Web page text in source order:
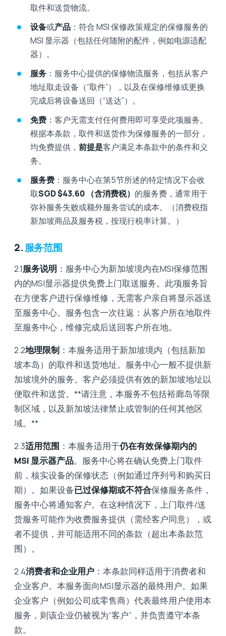
取件和送货物流。
设备或产品 ：符合 MSI 保修政策规定的保修服务的
MSI 显示器（包括任何随附的配件，例如电源适配
器）。
服务 ：服务中心提供的保修物流服务，包括从客户
地址取走设备（“取件”），以及在保修维修或更换
完成后将设备送回（“送达”）。
免费 ：客户无需支付任何费用即可享受此项服务。
根据本条款，取件和送货作为保修服务的一部分，
均免费提供， 前提是客户满足本条款中的条件和义
务。
服务费 ：服务中心在第5节所述的特定情况下会收
取SGD $43.60 （含消费税） 的服务费，通常用于
弥补服务失败或额外服务尝试的成本。（消费税指
新加坡商品及服务税，按现行税率计算。）
2.服务范围
2.1服务说明 ：服务中心为新加坡境内在MSI保修范围
内的MSI显示器提供免费上门取送服务。此项服务旨
在方便客户进行保修维修，无需客户亲自将显示器送
至服务中心。服务包含一次往返：从客户所在地取件
至服务中心，维修完成后送回客户所在地。
2.2地理限制 ：本服务适用于新加坡境内（包括新加
坡本岛）的取件和送货地址。服务中心一般不提供新
加坡境外的服务。客户必须提供有效的新加坡地址以
便取件和送货。**请注意，本服务不包括裕廊岛等限
制区域，以及新加坡法律禁止或管制的任何其他区
域。**
2.3适用范围 ：本服务适用于仍在有效保修期内的
MSI 显示器产品。服务中心将在确认免费上门取件
前，核实设备的保修状态（例如通过序列号和购买日
期）。如果设备已过保修期或不符合保修服务条件，
服务中心将通知客户。在这种情况下，上门取件/送
货服务可能作为收费服务提供（需经客户同意），或
者不提供，并可能适用不同的条款（超出本条款范
围）。
2.4消费者和企业用户 ：本条款同样适用于消费者和
企业客户。本服务面向MSI显示器的最终用户。如果
企业客户（例如公司或零售商）代表最终用户使用本
服务，则该企业仍被视为“客户”，并负责遵守本条
款。